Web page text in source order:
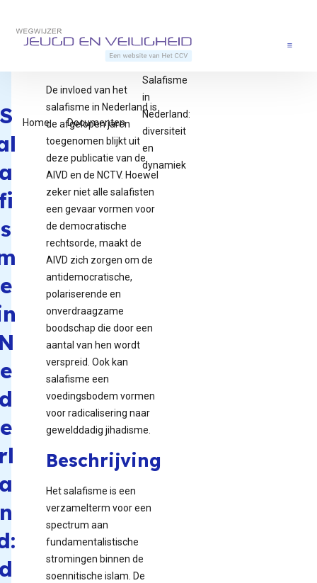
Terug naar de startpagina
s
e
e
e
Home Documenten
Salafisme
in
Nederland:
diversiteit
en
dynamiek
De invloed van het
salafisme in Nederland is
de afgelopen jaren
toegenomen blijkt uit
deze publicatie van de
AIVD en de NCTV. Hoewel
zeker niet alle salafisten
een gevaar vormen voor
de democratische
rechtsorde, maakt de
AIVD zich zorgen om de
antidemocratische,
polariserende en
onverdraagzame
boodschap die door een
aantal van hen wordt
verspreid. Ook kan
salafisme een
voedingsbodem vormen
voor radicalisering naar
gewelddadig jihadisme.
Beschrijving
Het salafisme is een
verzamelterm voor een
spectrum aan
fundamentalistische
stromingen binnen de
soennitische islam. De